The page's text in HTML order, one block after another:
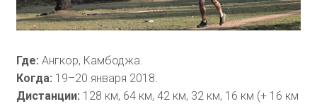
Где: Ангкор, Камбоджа.
Когда: 19–20 января 2018.
Дистанции: 128 км, 64 км, 42 км, 32 км, 16 км (+ 16 км